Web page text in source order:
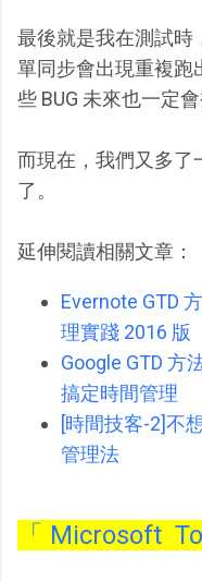
最後就是我在測試時
單同步會出現重複跑
些 BUG 未來也一定會
而現在，我們又多了
了。
延伸閱讀相關文章：
Evernote GTD
理實踐 2016 版
Google GTD 方
搞定時間管理
[時間技客-2]不
管理法
「 Microsoft